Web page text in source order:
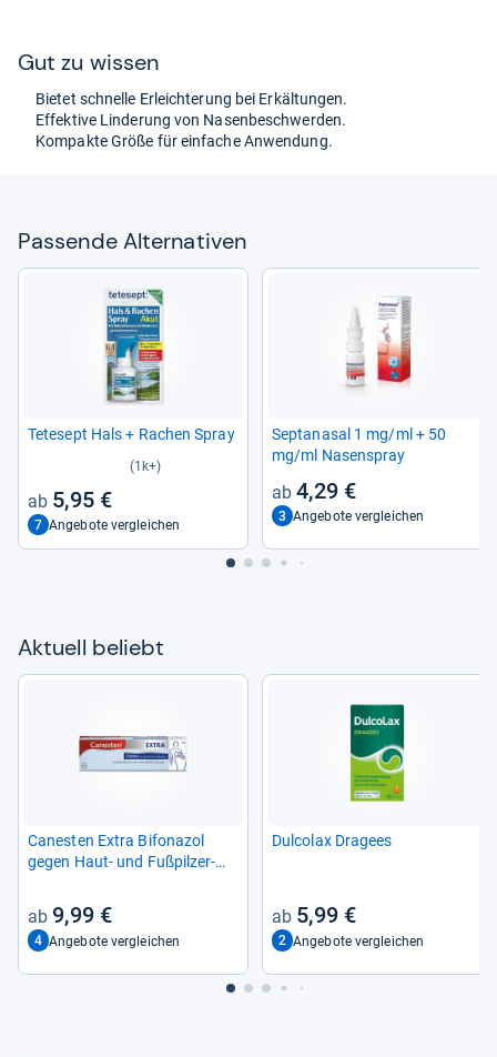
Gut zu wis­sen
Bie­tet schnelle Erleich­te­rung bei Erkäl­tun­gen.
Effek­tive Lin­de­rung von Nasen­be­schwer­den.
Kom­pakte Größe für ein­fa­che Anwen­dung.
Pas­sende Alter­na­ti­ven
Tete­sept Hals + Rachen Spray
(1k+)
5,95 €
7 Angebote vergleichen
Sep­ta­na­sal 1 mg/ml + 50
mg/ml Nasen­spray
4,29 €
3 Angebote vergleichen
Aktu­ell beliebt
Canes­ten Extra Bifona­zol
gegen Haut-​ und Fuß­pil­zer­
9,99 €
4 Angebote vergleichen
Dul­co­lax Dra­gees
5,99 €
2 Angebote vergleichen